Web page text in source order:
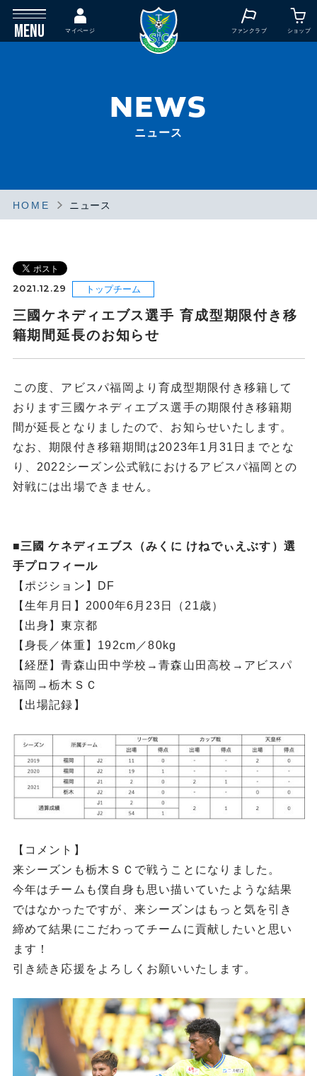
MENU マイページ ファンクラブ ショップ
NEWS
ニュース
HOME ニュース
2021.12.29 トップチーム
三國ケネディエブス選手 育成型期限付き移
籍期間延長のお知らせ
この度、アビスパ福岡より育成型期限付き移籍して
おります三國ケネディエブス選手の期限付き移籍期
間が延長となりましたので、お知らせいたします。
なお、期限付き移籍期間は2023年1月31日までとな
り、2022シーズン公式戦におけるアビスパ福岡との
対戦には出場できません。
■三國 ケネディエブス（みくに けねでぃえぶす）選
手プロフィール
【ポジション】DF
【生年月日】2000年6月23日（21歳）
【出身】東京都
【身長／体重】192cm／80kg
【経歴】青森山田中学校→青森山田高校→アビスパ
福岡→栃木ＳＣ
【出場記録】
【コメント】
来シーズンも栃木ＳＣで戦うことになりました。
今年はチームも僕自身も思い描いていたような結果
ではなかったですが、来シーズンはもっと気を引き
締めて結果にこだわってチームに貢献したいと思い
ます！
引き続き応援をよろしくお願いいたします。